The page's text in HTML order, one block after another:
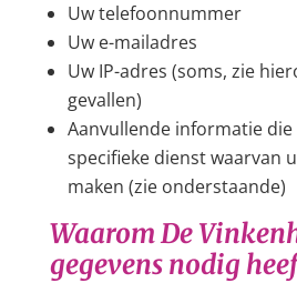
Uw telefoonnummer
Uw e-mailadres
Uw IP-adres (soms, zie
gevallen)
Aanvullende informatie
specifieke dienst waarvan
maken (zie onderstaande)
Waarom De
gegevens nodig